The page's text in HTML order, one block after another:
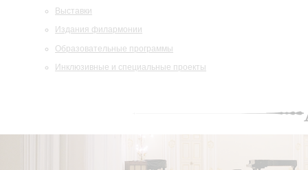
Выставки
Издания филармонии
Образовательные программы
Инклюзивные и специальные проекты